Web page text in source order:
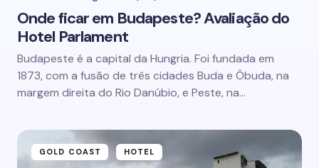
Onde ficar em Budapeste? Avaliação do
Hotel Parlament
Budapeste é a capital da Hungria. Foi fundada em
1873, com a fusão de três cidades Buda e Ôbuda, na
margem direita do Rio Danúbio, e Peste, na…
GOLD COAST HOTEL